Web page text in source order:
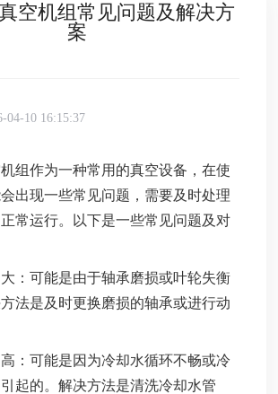
空机组常见问题及解决方
案
04-10 16:15:37
组作为一种常用的真空设备，在使
出现一些常见问题，需要及时处理
常运行。以下是一些常见问题及对
：可能是由于轴承磨损或叶轮失衡
法是及时更换磨损的轴承或进行动
：可能是因为冷却水循环不畅或冷
起的。解决方法是清洗冷却水管